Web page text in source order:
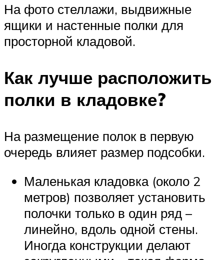
На фото стеллажи, выдвижные
ящики и настенные полки для
просторной кладовой.
Как лучше расположить
полки в кладовке?
На размещение полок в первую
очередь влияет размер подсобки.
Маленькая кладовка (около 2
метров) позволяет установить
полочки только в один ряд –
линейно, вдоль одной стены.
Иногда конструкции делают